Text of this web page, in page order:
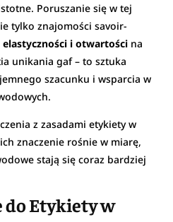
Poruszanie się w tej
tylko znajomości savoir-
i otwartości na
unikania gaf – to sztuka
szacunku i wsparcia w
z zasadami etykiety w
znaczenie rośnie w miarę,
stają się coraz bardziej
Etykiety w